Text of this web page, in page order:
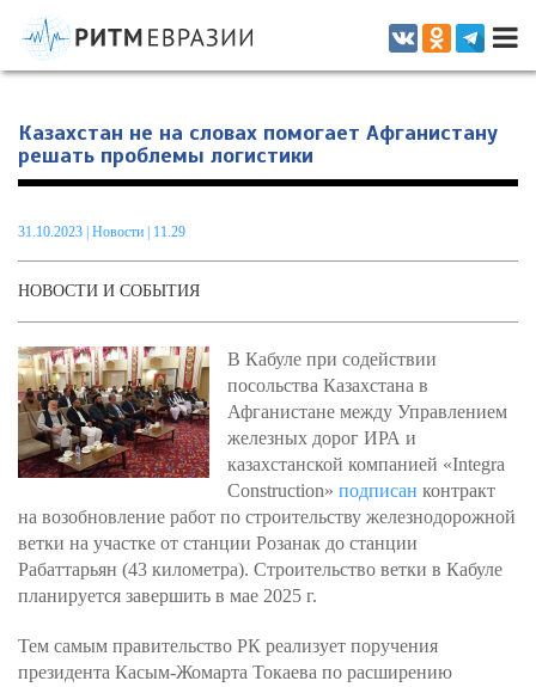
Информационно-аналитическое издание, посвященное актуальным
проблемам интеграции на постсоветском пространстве
Казахстан не на словах помогает Афганистану
решать проблемы логистики
31.10.2023 Новости | 11.29
НОВОСТИ И СОБЫТИЯ
В Кабуле при содействии
посольства Казахстана в
Афганистане между Управлением
железных дорог ИРА и
казахстанской компанией «Integra
Construction» подписан контракт
на возобновление работ по строительству железнодорожной
ветки на участке от станции Розанак до станции
Рабаттарьян (43 километра). Строительство ветки в Кабуле
планируется завершить в мае 2025 г.
Тем самым правительство РК реализует поручения
президента Касым-Жомарта Токаева по расширению